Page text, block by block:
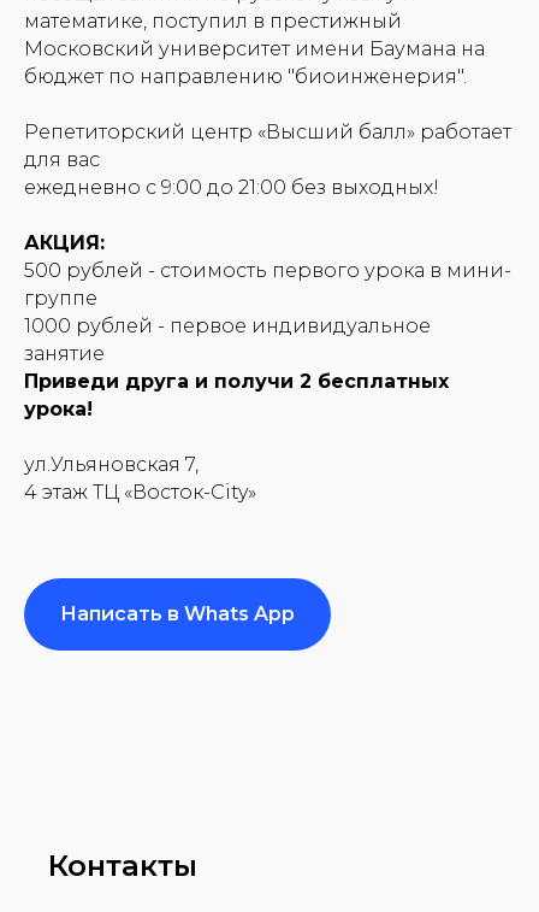
математике, поступил в престижный
Московский университет имени Баумана на
бюджет по направлению "биоинженерия".
Репетиторский центр «Высший балл» работает
для вас
ежедневно с 9:00 до 21:00 без выходных!
АКЦИЯ:
500 рублей - стоимость первого урока в мини-
группе
1000 рублей - первое индивидуальное
занятие
Приведи друга и получи 2 бесплатных
урока!
ул.Ульяновская 7,
4 этаж ТЦ «Восток-City»
Написать в Whats App
Контакты